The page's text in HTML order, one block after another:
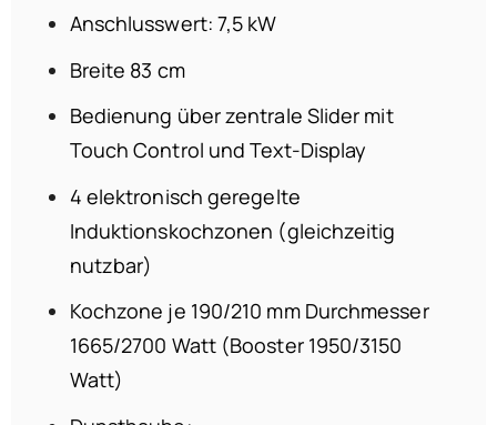
Anschlusswert: 7,5 kW
Breite 83 cm
Bedienung über zentrale Slider mit
Touch Control und Text-Display
4 elektronisch geregelte
Induktionskochzonen (gleichzeitig
nutzbar)
Kochzone je 190/210 mm Durchmesser
1665/2700 Watt (Booster 1950/3150
Watt)